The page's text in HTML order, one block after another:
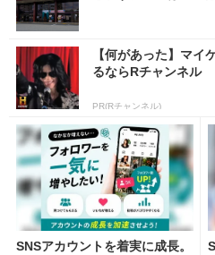
【何があった】マイ
るならRチャンネル
PR(Rチャンネル)
SNSアカウントを着実に成長。